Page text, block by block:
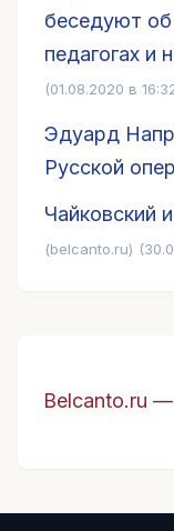
беседуют об
педагогах и
(01.08.2020 в
Эдуард
Русской
Чайковский
(belcanto.ru)
Belcanto.ru —